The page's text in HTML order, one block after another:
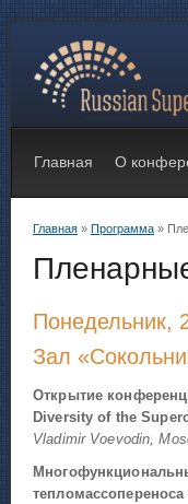
Главная О
Главная » Программа »
Понедельник,
Зал
Открытие
Diversity of the
Vladimir Voevodin,